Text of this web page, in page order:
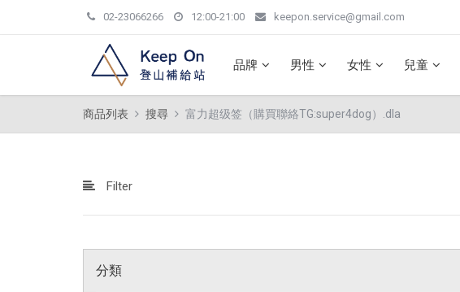
02-23066266 12:00-21:00 keepon.service@gmail.com
品牌 男性 女性 兒童
商品列表 搜尋 富力超级签（購買聯絡TG:super4dog）.dla
Filter
分類